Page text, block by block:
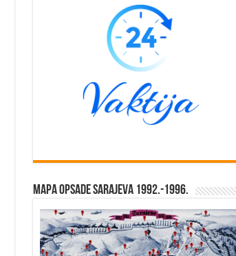
Mapa opsade Sarajeva 1992.-1996.